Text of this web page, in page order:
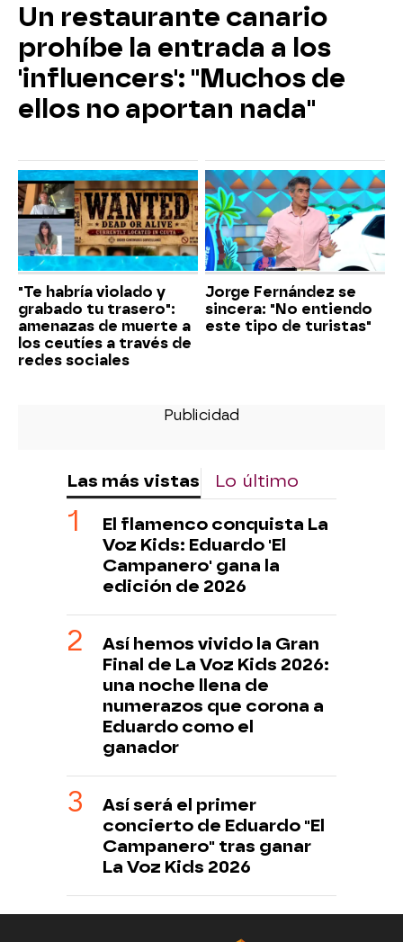
Un restaurante canario
prohíbe la entrada a los
'influencers': "Muchos de
ellos no aportan nada"
"Te habría violado y
grabado tu trasero":
amenazas de muerte a
los ceutíes a través de
redes sociales
Jorge Fernández se
sincera: "No entiendo
este tipo de turistas"
Las más vistas Lo último
El flamenco conquista La
Voz Kids: Eduardo 'El
Campanero' gana la
edición de 2026
Así hemos vivido la Gran
Final de La Voz Kids 2026:
una noche llena de
numerazos que corona a
Eduardo como el
ganador
Así será el primer
concierto de Eduardo "El
Campanero" tras ganar
La Voz Kids 2026